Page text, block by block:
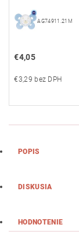
AG74911.21M
€4,05
€3,29 bez DPH
POPIS
DISKUSIA
HODNOTENIE